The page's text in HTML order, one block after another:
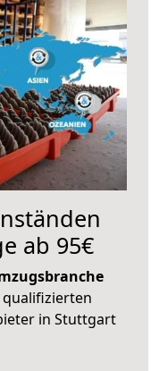
ab 95€
in Stuttgart